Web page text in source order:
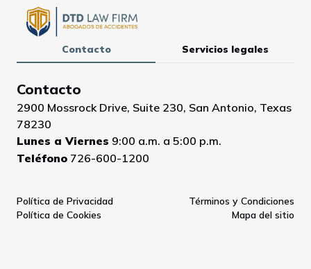
Contacto Servicios legales
Contacto
2900 Mossrock Drive, Suite 230, San Antonio, Texas
78230
Lunes a Viernes 9:00 a.m. a 5:00 p.m.
Teléfono 726-600-1200
Política de Privacidad
Términos y Condiciones
Política de Cookies
Mapa del sitio